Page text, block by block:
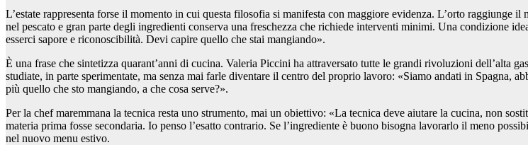
L’estate rappresenta forse il momento in cui questa filosofia si manifesta con maggiore evidenza. L’orto
nel pescato e gran parte degli ingredienti conserva una freschezza che richiede interventi minimi. Una condizione
esserci sapore e riconoscibilità. Devi capire quello che stai mangiando».
È una frase che sintetizza quarant’anni di cucina. Valeria Piccini ha attraversato tutte le grandi rivoluzioni dell’alta
studiate, in parte sperimentate, ma senza mai farle diventare il centro del proprio lavoro: «Siamo andati in Spagna,
più quello che sto mangiando, a che cosa serve?».
Per la chef maremmana la tecnica resta uno strumento, mai un obiettivo: «La tecnica deve aiutare la cucina, non
materia prima fosse secondaria. Io penso l’esatto contrario. Se l’ingrediente è buono bisogna lavorarlo il meno
nel nuovo menu estivo.